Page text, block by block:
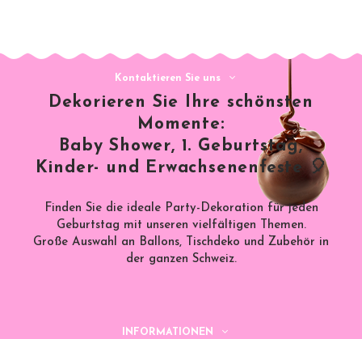
Kontaktieren Sie uns
Dekorieren Sie Ihre schönsten
Momente:
Baby Shower, 1. Geburtstag,
Kinder- und Erwachsenenfeste 🎈
Finden Sie die ideale Party-Dekoration für jeden
Geburtstag mit unseren vielfältigen Themen.
Große Auswahl an Ballons, Tischdeko und Zubehör in
der ganzen Schweiz.
INFORMATIONEN